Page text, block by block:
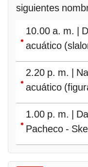
siguientes
10.00 a. m. |
acuático
2.20 p. m. |
acuático
1.00 p. m. |
Pacheco -